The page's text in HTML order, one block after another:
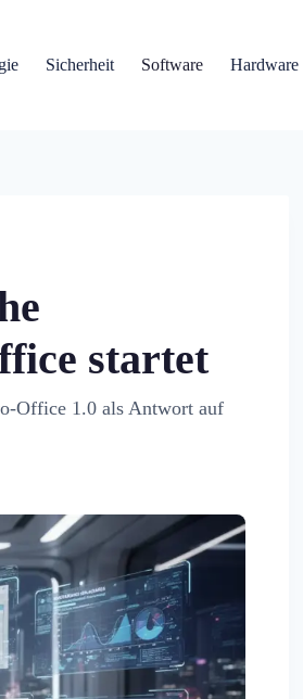
Sicherheit Software Hardware
startet
Office 1.0 als Antwort auf